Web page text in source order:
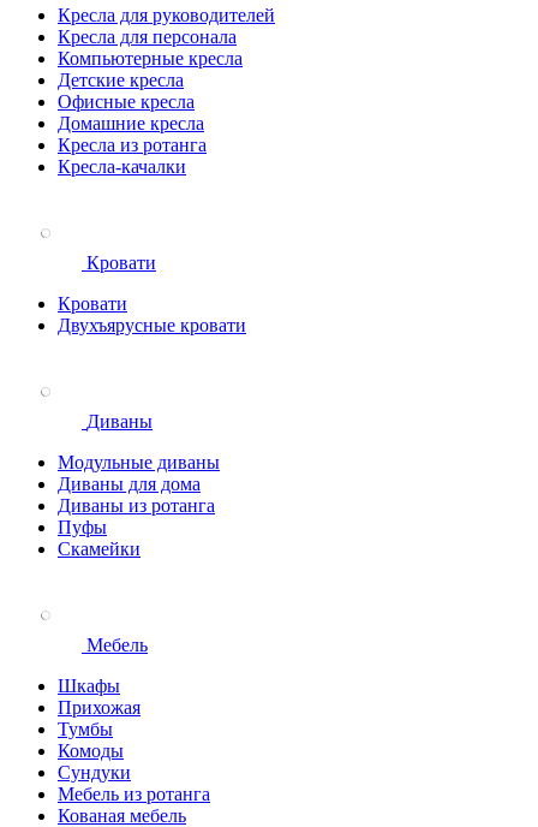
Кресла для руководителей
Кресла для персонала
Компьютерные кресла
Детские кресла
Офисные кресла
Домашние кресла
Кресла из ротанга
Кресла-качалки
Кровати
Кровати
Двухъярусные кровати
Диваны
Модульные диваны
Диваны для дома
Диваны из ротанга
Пуфы
Скамейки
Мебель
Шкафы
Прихожая
Тумбы
Комоды
Сундуки
Мебель из ротанга
Кованая мебель